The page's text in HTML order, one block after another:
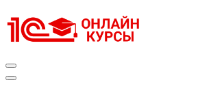
к
содержимому